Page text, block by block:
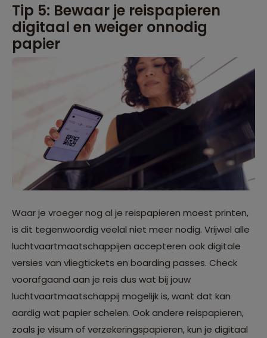
Tip 5: Bewaar je reispapieren
digitaal en weiger onnodig
papier
Waar je vroeger nog al je reispapieren moest printen,
is dit tegenwoordig veelal niet meer nodig. Vrijwel alle
luchtvaartmaatschappijen accepteren ook digitale
versies van vliegtickets en boarding passes. Check
voorafgaand aan je reis dus wat bij jouw
luchtvaartmaatschappij mogelijk is, want dat kan
aardig wat papier schelen. Ook andere reispapieren,
zoals je visum of verzekeringspapieren, kun je digitaal